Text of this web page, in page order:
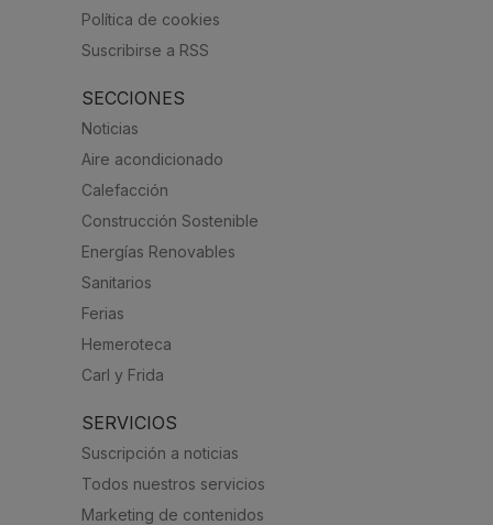
Política de cookies
Suscribirse a RSS
SECCIONES
Noticias
Aire acondicionado
Calefacción
Construcción Sostenible
Energías Renovables
Sanitarios
Ferias
Hemeroteca
Carl y Frida
SERVICIOS
Suscripción a noticias
Todos nuestros servicios
Marketing de contenidos